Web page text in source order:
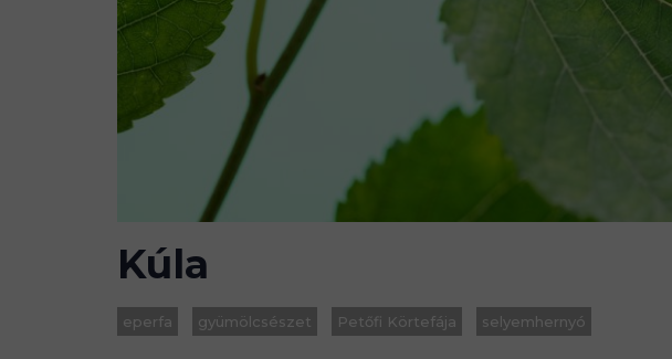
Kúla
eperfa gyümölcsészet Petőfi Körtefája selyemhernyó